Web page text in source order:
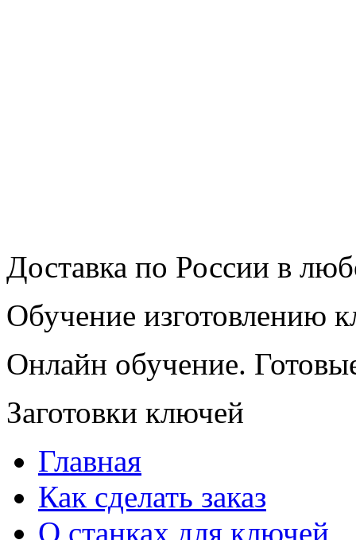
Доставка по России в
Обучение изготовлению
Онлайн обучение.
Заготовки ключей
Главная
Как сделать заказ
О станках для ключей